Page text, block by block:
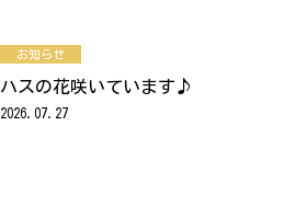
お知らせ
ハスの花咲いています♪
2026.07.27